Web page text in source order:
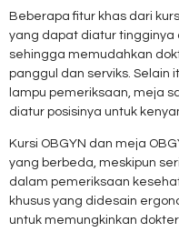
Beberapa fitur khas dari
yang dapat diatur
sehingga memudahkan
panggul dan serviks. Selain
lampu pemeriksaan, meja
diatur posisinya untuk
Kursi OBGYN dan meja
yang berbeda, meskipun
dalam pemeriksaan
khusus yang didesain
untuk memungkinkan